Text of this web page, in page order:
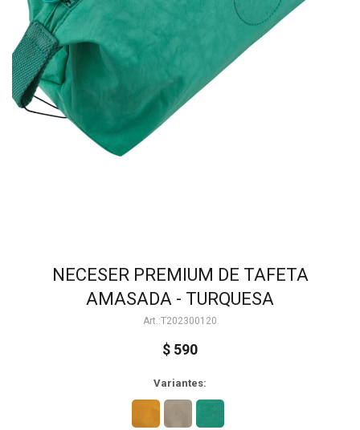
NECESER PREMIUM DE TAFETA
AMASADA - TURQUESA
T202300120
$ 590
Variantes: